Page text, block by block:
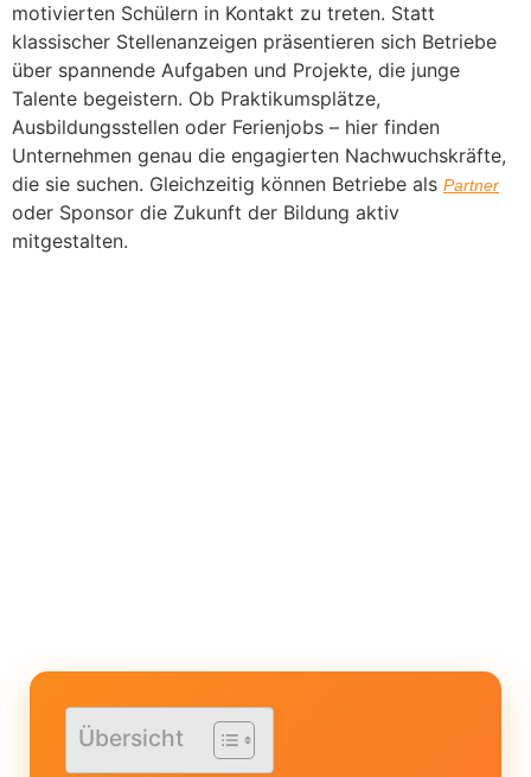
motivierten Schülern in Kontakt zu treten. Statt
klassischer Stellenanzeigen präsentieren sich Betriebe
über spannende Aufgaben und Projekte, die junge
Talente begeistern. Ob Praktikumsplätze,
Ausbildungsstellen oder Ferienjobs – hier finden
Unternehmen genau die engagierten Nachwuchskräfte,
die sie suchen. Gleichzeitig können Betriebe als Partner
oder Sponsor die Zukunft der Bildung aktiv
mitgestalten.
Übersicht